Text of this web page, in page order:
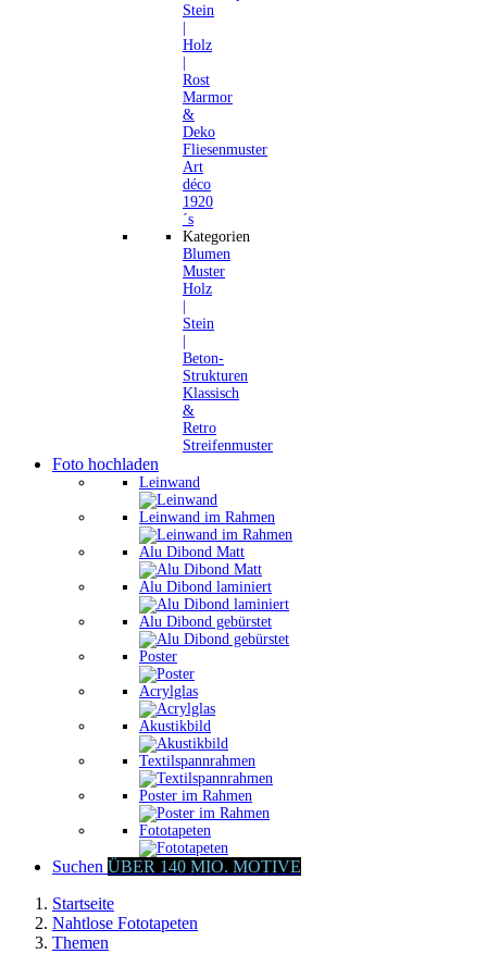
Stein
Holz
Rost
Marmor
&
Deko
Fliesenmuster
Art
déco
1920
´s
Kategorien
Blumen
Muster
Holz
Stein
Beton-
Strukturen
Klassisch
&
Retro
Streifenmuster
Foto hochladen
Leinwand
Leinwand im Rahmen
Alu Dibond Matt
Alu Dibond laminiert
Alu Dibond gebürstet
Poster
Acrylglas
Akustikbild
Textilspannrahmen
Poster im Rahmen
Fototapeten
Suchen ÜBER 140 MIO. MOTIVE
Startseite
Nahtlose Fototapeten
Themen